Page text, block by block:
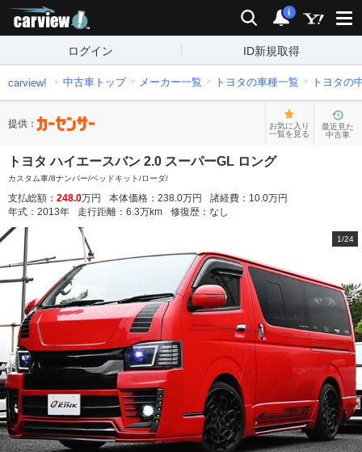
検索 通知
i
ログイン ID新規取得
carview! 中古車トップ メーカー一覧 トヨタの車種一覧 トヨタの
提供：
お気に入り
一覧を見る
最近見た
中古車
トヨタ ハイエースバン 2.0 スーパーGL ロング
カスタム車/8ナンバー/ベッドキット/ローダ/
支払総額： 248.0万円 本体価格： 238.0万円 諸経費： 10.0万円
年式： 2013年 走行距離： 6.3万km 修復歴： なし
1/24